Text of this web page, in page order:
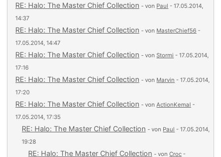
RE: Halo: The Master Chief Collection - von Paul - 17.05.2014,
14:37
RE: Halo: The Master Chief Collection - von MasterChief56 -
17.05.2014, 14:47
RE: Halo: The Master Chief Collection - vonStormi - 17.05.2014,
17:16
RE: Halo: The Master Chief Collection - von Marvin - 17.05.2014,
17:20
RE: Halo: The Master Chief Collection - vonActionKemal -
17.05.2014, 17:35
RE: Halo: The Master Chief Collection - von Paul - 17.05.2014,
19:28
RE: Halo: The Master Chief Collection - vonCroc -